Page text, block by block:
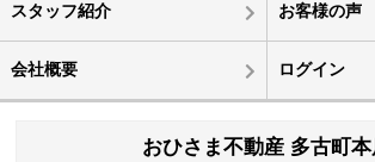
スタッフ紹介 お客様の声
会社概要 ログイン
おひさま不動産 多古町